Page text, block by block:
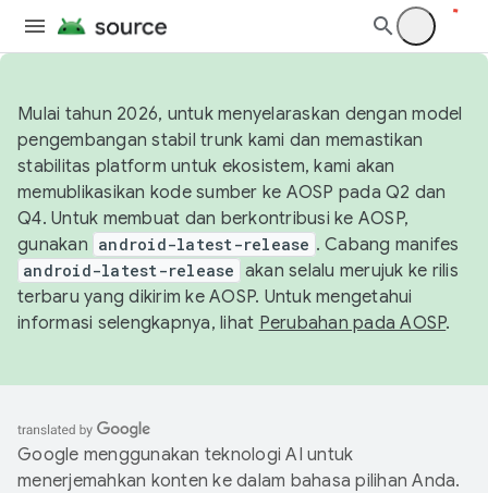
Mulai tahun 2026, untuk menyelaraskan dengan model
pengembangan stabil trunk kami dan memastikan
stabilitas platform untuk ekosistem, kami akan
memublikasikan kode sumber ke AOSP pada Q2 dan
Q4. Untuk membuat dan berkontribusi ke AOSP,
gunakan android-latest-release . Cabang manifes
android-latest-release akan selalu merujuk ke rilis
terbaru yang dikirim ke AOSP. Untuk mengetahui
informasi selengkapnya, lihat Perubahan pada AOSP.
Google menggunakan teknologi AI untuk
menerjemahkan konten ke dalam bahasa pilihan Anda.